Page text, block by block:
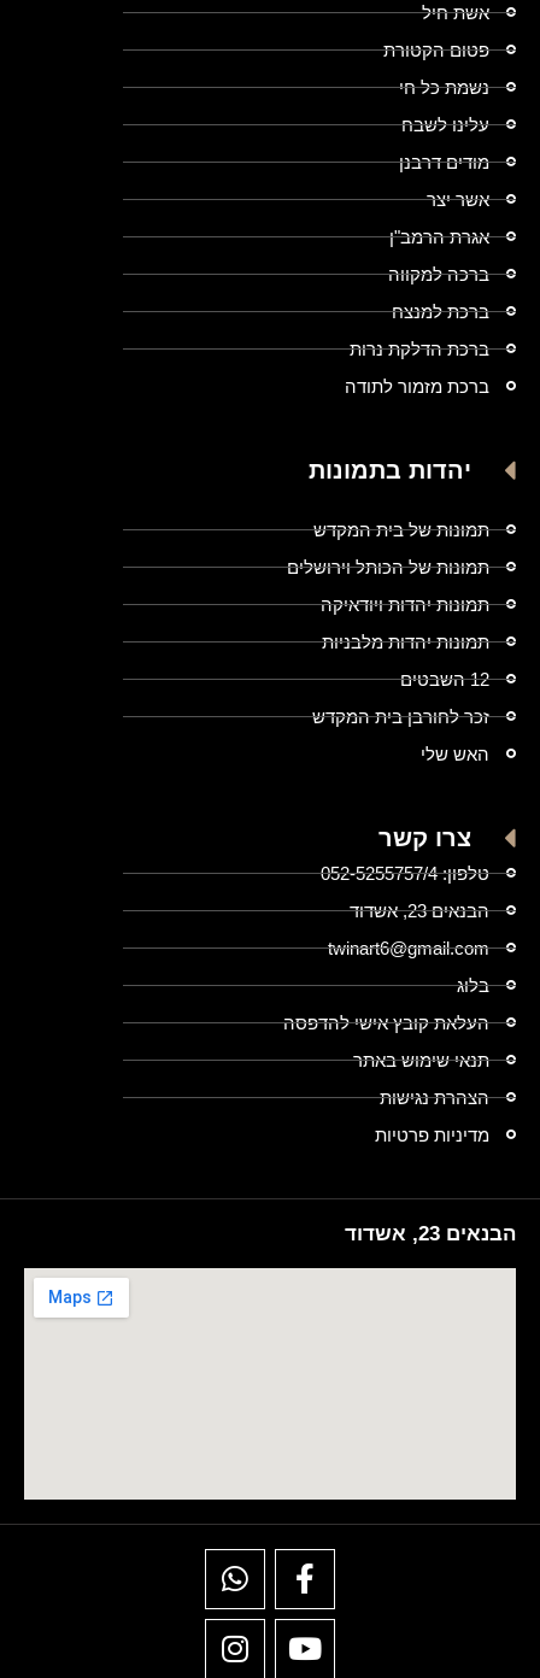
אשת חיל
פטום הקטורת
נשמת כל חי
עלינו לשבח
מודים דרבנן
אשר יצר
אגרת הרמב"ן
ברכה למקווה
ברכת למנצח
ברכת הדלקת נרות
ברכת מזמור לתודה
יהדות בתמונות
תמונות של בית המקדש
תמונות של הכותל וירושלים
תמונות יהדות ויודאיקה
תמונות יהדות מלבניות
12 השבטים
זכר לחורבן בית המקדש
האש שלי
צרו קשר
טלפון: 052-5255757/4
הבנאים 23, אשדוד
twinart6@gmail.com
בלוג
העלאת קובץ אישי להדפסה
תנאי שימוש באתר
הצהרת נגישות
מדיניות פרטיות
הבנאים 23, אשדוד